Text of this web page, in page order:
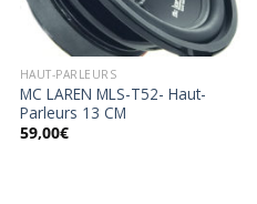
HAUT-PARLEURS
MC LAREN MLS-T52- Haut-
Parleurs 13 CM
59,00€